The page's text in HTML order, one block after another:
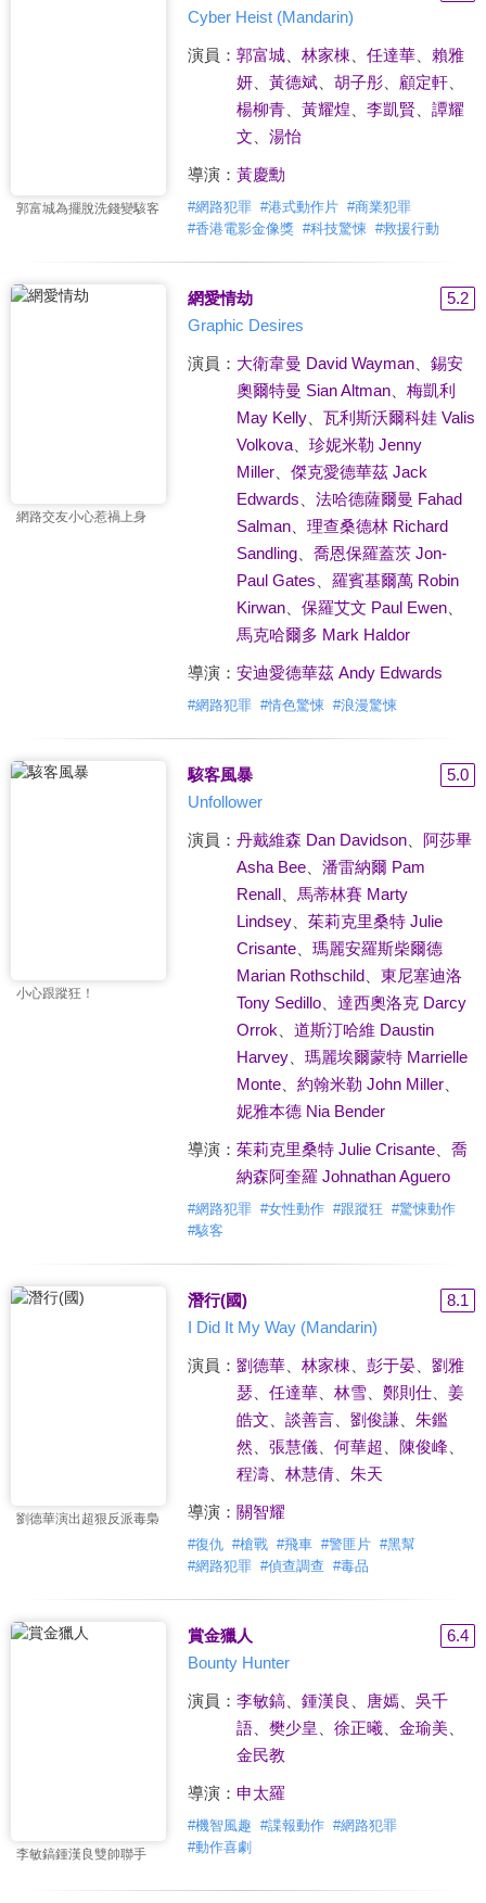
郭富城為擺脫洗錢變駭客
Cyber Heist (Mandarin)
演員： 郭富城、 林家棟 任達華、 賴雅
妍、 黃德斌、 胡子彤、 顧定軒、
楊柳青、 黃耀煌 李凱賢
譚耀
文
湯怡
導演： 黃慶勳
#網路犯罪 #港式動作片 #商業犯罪
#香港電影金像獎 #科技驚悚 #救援行動
網路交友小心惹禍上身
網愛情劫
5.2
Graphic Desires
演員： 大衛韋曼 David Wayman、 錫安
奧爾特曼 Sian Altman、 梅凱利
May Kelly、 瓦利斯沃爾科娃 Valis
Volkova、 珍妮米勒 Jenny
Miller、 傑克愛德華茲 Jack
Edwards
法哈德薩爾曼 Fahad
Salman、 理查桑德林 Richard
Sandling、 喬恩保羅蓋茨 Jon-
Paul Gates
羅賓基爾萬 Robin
Kirwan、 保羅艾文 Paul Ewen、
馬克哈爾多 Mark Haldor
導演： 安迪愛德華茲 Andy Edwards
#網路犯罪 #情色驚悚 #浪漫驚悚
小心跟蹤狂！
駭客風暴
5.0
Unfollower
演員： 丹戴維森 Dan Davidson、 阿莎畢
Asha Bee、 潘雷納爾 Pam
Renall、 馬蒂林賽 Marty
Lindsey、 茱莉克里桑特 Julie
Crisante、 瑪麗安羅斯柴爾德
Marian Rothschild、 東尼塞迪洛
Tony Sedillo、 達西奧洛克 Darcy
Orrok
道斯汀哈維 Daustin
Harvey、 瑪麗埃爾蒙特 Marrielle
Monte、 約翰米勒 John Miller、
妮雅本德 Nia Bender
導演： 茱莉克里桑特 Julie Crisante、 喬
納森阿奎羅 Johnathan Aguero
#網路犯罪 #女性動作 #跟蹤狂 #驚悚動作
#駭客
劉德華演出超狠反派毒梟
潛行(國)
8.1
I Did It My Way (Mandarin)
演員： 劉德華、 林家棟 彭于晏、 劉雅
瑟
任達華、 林雪、 鄭則仕、 姜
皓文
談善言、 劉俊謙、 朱鑑
然
張慧儀、 何華超 陳俊峰、
程濤、 林慧倩、 朱天
導演： 關智耀
#復仇 #槍戰 #飛車 #警匪片 #黑幫
#網路犯罪 #偵查調查 #毒品
李敏鎬鍾漢良雙帥聯手
賞金獵人
6.4
Bounty Hunter
演員： 李敏鎬、 鍾漢良 唐嫣、 吳千
語、 樊少皇 徐正曦、 金瑜美、
金民教
導演： 申太羅
#機智風趣 #諜報動作 #網路犯罪
#動作喜劇